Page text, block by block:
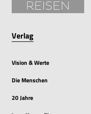
Verlag
Vision & Werte
Die Menschen
20 Jahre